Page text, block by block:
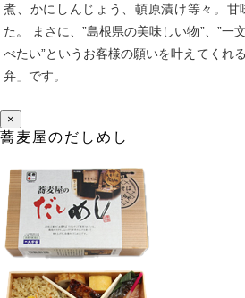
煮、かにしんじょう、頓原漬け等々。甘
た。 まさに、”島根県の美味しい物”、”一
べたい”というお客様の願いを叶えてくれ
弁」です。
×
蕎麦屋のだしめし